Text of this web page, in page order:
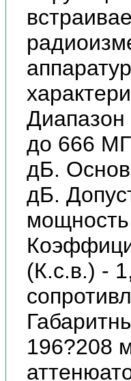
Диапазон
до 666
дБ.
дБ.
(К.с.в.) -
196?208